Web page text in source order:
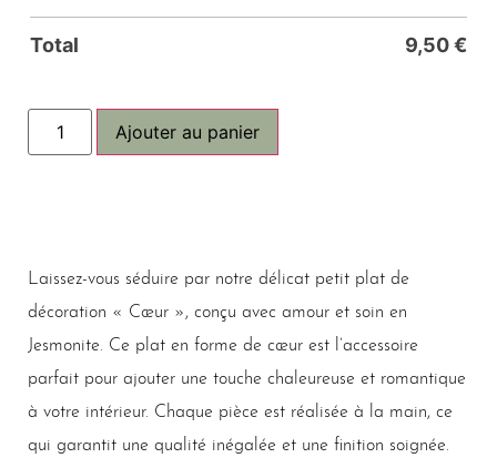
Total 9,50€
Ajouter au panier
Laissez-vous séduire par notre délicat petit plat de
décoration « Cœur », conçu avec amour et soin en
Jesmonite. Ce plat en forme de cœur est l’accessoire
parfait pour ajouter une touche chaleureuse et romantique
à votre intérieur. Chaque pièce est réalisée à la main, ce
qui garantit une qualité inégalée et une finition soignée.